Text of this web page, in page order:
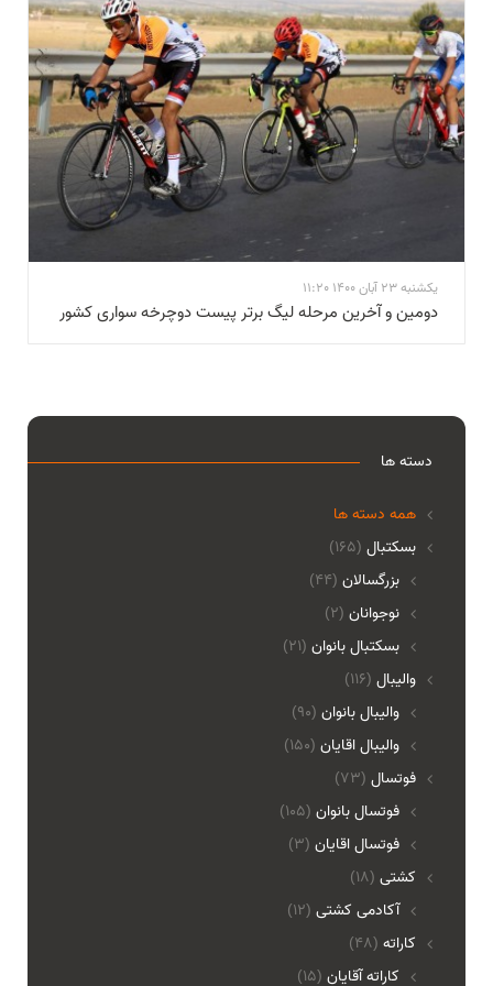
یکشنبه 23 آبان 1400 11:20
دومین و آخرین مرحله لیگ برتر پیست دوچرخه سواری کشور
دسته ها
همه دسته ها
(165) بسکتبال
بزرگسالان (44)
نوجوانان (2)
بسکتبال بانوان (21)
(116) والیبال
واليبال بانوان (90)
واليبال اقايان (150)
(73) فوتسال
فوتسال بانوان (105)
فوتسال اقايان (3)
(18) کشتی
آکادمی کشتی (12)
(48) کاراته
کاراته آقایان (15)